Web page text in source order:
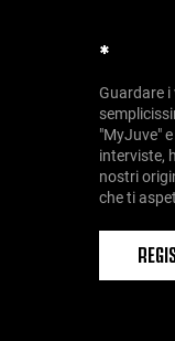
*
Guardare
"MyJuve"
interviste,
nostri
che ti